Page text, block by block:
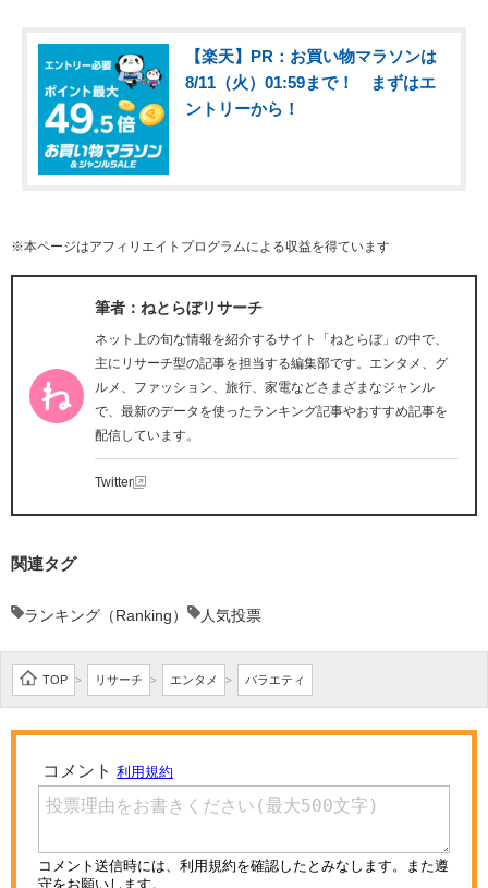
【楽天】PR：お買い物マラソンは
8/11（火）01:59まで！ まずはエ
ントリーから！
※本ページはアフィリエイトプログラムによる収益を得ています
筆者：ねとらぼリサーチ
ネット上の旬な情報を紹介するサイト「ねとらぼ」の中で、
主にリサーチ型の記事を担当する編集部です。エンタメ、グ
ルメ、ファッション、旅行、家電などさまざまなジャンル
で、最新のデータを使ったランキング記事やおすすめ記事を
配信しています。
Twitter
関連タグ
ランキング（Ranking） 人気投票
TOP > リサーチ > エンタメ > バラエティ